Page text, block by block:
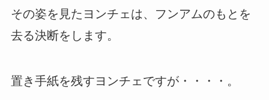
その姿を見たヨンチェは、フンアムのもとを
去る決断をします。
置き手紙を残すヨンチェですが・・・・。